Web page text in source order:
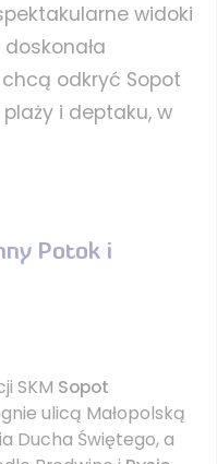
widoki
odkryć Sopot
i deptaku, w
Potok i
SKM Sopot
ulicą Małopolską
Ducha Świętego, a